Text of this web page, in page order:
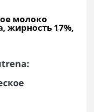
молоко
жирность 17%,